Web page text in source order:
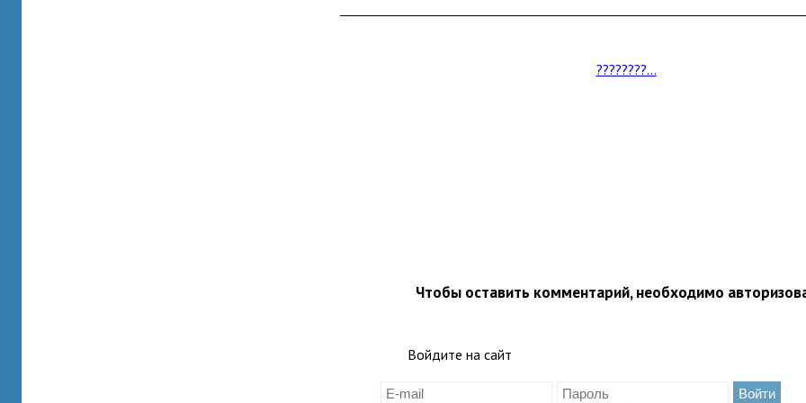
????????...
Чтобы оставить комментарий, необходимо
Войдите на сайт